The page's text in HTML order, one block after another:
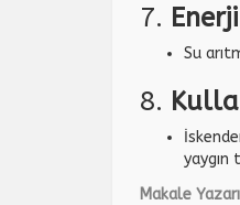
7.
Su
8.
yaygın
Makale